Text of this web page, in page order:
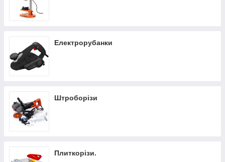
Електрорубанки
Штроборізи
Плиткорізи.